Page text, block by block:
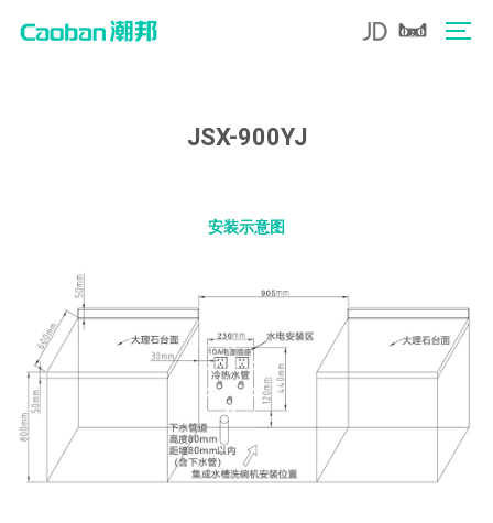
JSX-900YJ
安装示意图